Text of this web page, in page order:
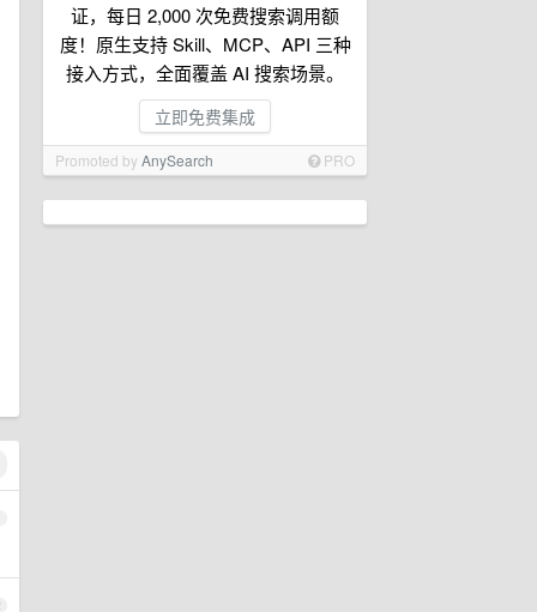
证，每日 2,000 次免费搜索调用额
度！原生支持 Skill、MCP、API 三种
接入方式，全面覆盖 AI 搜索场景。
立即免费集成
Promoted byAnySearch PRO